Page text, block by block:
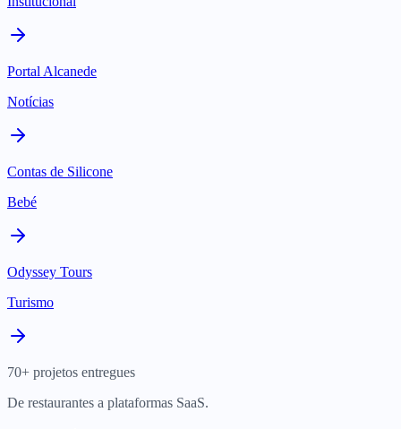
Portal Alcanede
Notícias
Contas de Silicone
Bebé
Odyssey Tours
Turismo
70+ projetos entregues
De restaurantes a plataformas SaaS.